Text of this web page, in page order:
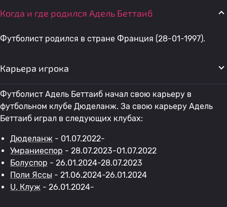
Когда и где родился Адель Беттаиб
Футболист родился в стране Франция (28-01-1997).
Карьера игрока
Футболист Адель Беттаиб начал свою карьеру в
футбольном клубе Дюделанж. За свою карьеру Адель
Беттаиб играл в следующих клубах:
Дюделанж - 01.07.2022-
Умраниеспор - 28.07.2023-01.07.2022
Болуспор - 26.01.2024-28.07.2023
Поли Яссы - 21.06.2024-26.01.2024
U. Клуж - 26.01.2024-